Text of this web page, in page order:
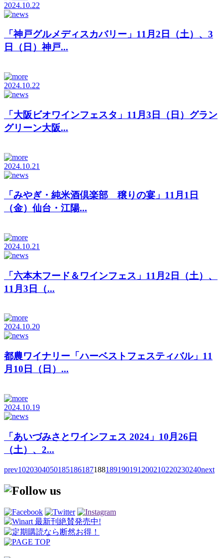
2024.10.22
「神戸グルメディスカバリー」11月2日（土）、3
日（日）神戸...
2024.10.22
「大阪ビオワインフェスタ」11月3日（日）グラン
グリーン大阪...
2024.10.21
「みやぎ・純米酒倶楽部 穣りの宴」11月1日
（金）仙台・江陽...
2024.10.21
「六本木フード＆ワインフェス」11月2日（土）、
11月3日（...
2024.10.20
都農ワイナリー「ハーベストフェスティバル」11
月10日（日）...
2024.10.19
「あいづみさとワインフェス 2024」10月26日
（土）、2...
prev1020304050185186187188189190191 200210220230240next